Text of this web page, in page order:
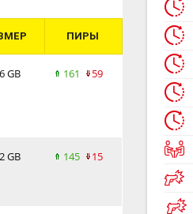
ПИРЫ
GB 161 59
GB 145 15